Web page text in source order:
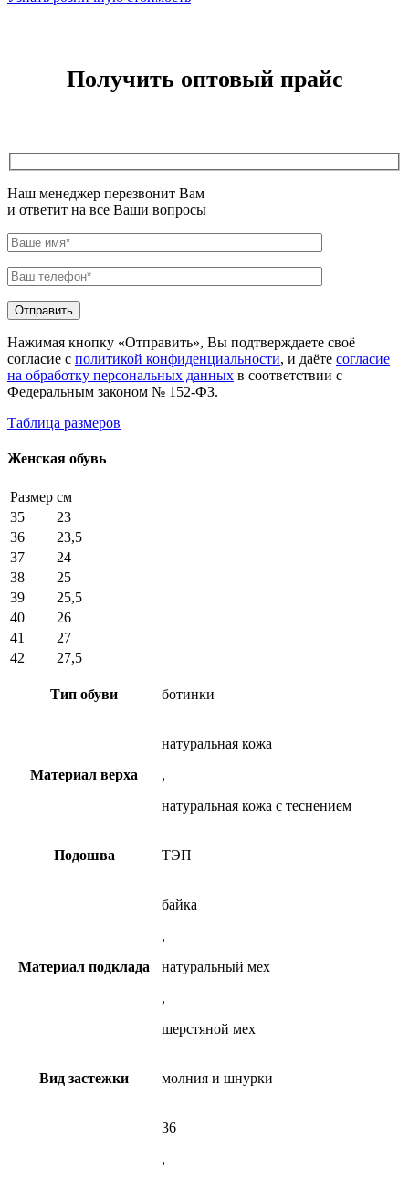
Получить оптовый прайс
Наш менеджер перезвонит Вам
и ответит на все Ваши вопросы
Нажимая кнопку «Отправить», Вы подтверждаете своё
согласие с политикой конфиденциальности, и даёте согласие
на обработку персональных данных в соответствии с
Федеральным законом № 152-ФЗ.
Таблица размеров
Женская обувь
Размер см
35
23
36
23,5
37
24
38
25
39
25,5
40
26
41
27
42
27,5
Тип обуви ботинки
Материал верха
натуральная кожа
,
натуральная кожа с теснением
Подошва ТЭП
Материал подклада
байка
,
натуральный мех
,
шерстяной мех
Вид застежки молния и шнурки
36
,